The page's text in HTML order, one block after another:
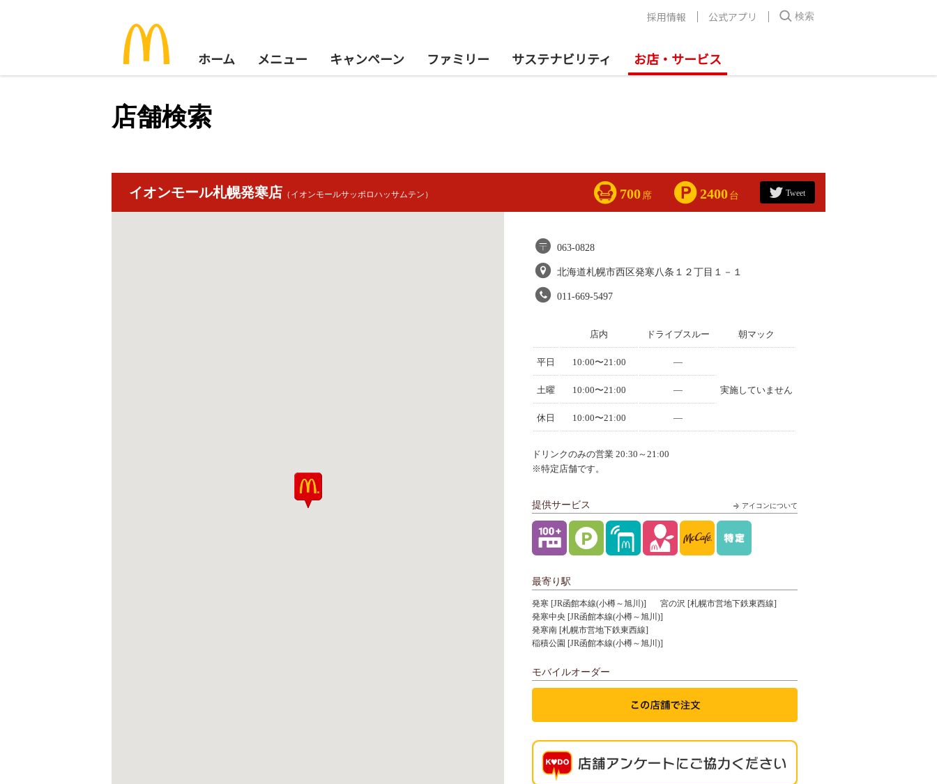
ホーム メニュー キャンペーン ファミリー サステナビリティ お店・サービス
採用情報 公式アプリ 検索
店舗検索
イオンモール札幌発寒店 （イオンモールサッポロハッサムテン） 700 席 2400 台 Tweet
063-0828
北海道札幌市西区発寒八条１２丁目１－１
011-669-5497
店内 ドライブスルー 朝マック
平日 10:00〜21:00 —
実施していません
土曜 10:00〜21:00 —
休日 10:00〜21:00 —
ドリンクのみの営業 20:30～21:00
※特定店舗です。
アイコンについて
提供サービス
最寄り駅
発寒 [JR函館本線(小樽～旭川)]
宮の沢 [札幌市営地下鉄東西線]
発寒中央 [JR函館本線(小樽～旭川)]
発寒南 [札幌市営地下鉄東西線]
稲積公園 [JR函館本線(小樽～旭川)]
モバイルオーダー